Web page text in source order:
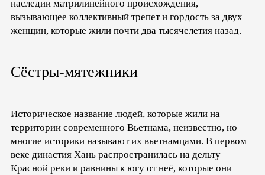
наследии матрилинейного происхождения,
вызывающее коллективный трепет и гордость за двух
женщин, которые жили почти два тысячелетия назад.
Сёстры-мятежники
Историческое название людей, которые жили на
территории современного Вьетнама, неизвестно, но
многие историки называют их вьетнамцами. В первом
веке династия Хань распространилась на дельту
Красной реки и равнины к югу от неё, которые они